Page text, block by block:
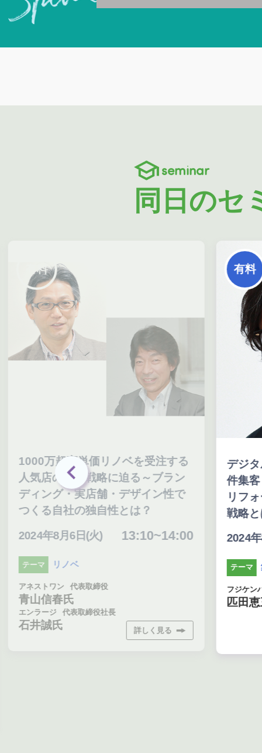
seminar
同日のセ
価リノベを受注する
略に迫る～ブラン
舗・デザイン性で
自性とは？
(火) 13:10~14:00
取締役
締役社長
詳しく見る
デジタルマーケティン
件集客！年平均売上成
リフォーム・買取再販
戦略とは
2024年8月6日(火)
執行役員